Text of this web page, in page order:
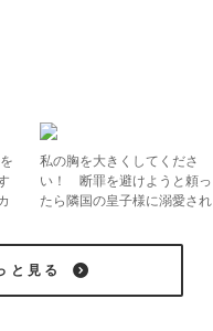
私の胸を大きくしてくださ
い！ 断罪を避けようと頼っ
たら隣国の皇子様に溺愛され
と見る